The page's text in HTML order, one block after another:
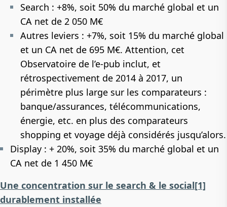
Search : +8%, soit 50% du marché global et un
CA net de 2 050 M€
Autres leviers : +7%, soit 15% du marché global
et un CA net de 695 M€. Attention, cet
Observatoire de l’e-pub inclut, et
rétrospectivement de 2014 à 2017, un
périmètre plus large sur les comparateurs :
banque/assurances, télécommunications,
énergie, etc. en plus des comparateurs
shopping et voyage déjà considérés jusqu’alors.
Display : + 20%, soit 35% du marché global et un
CA net de 1 450 M€
Une concentration sur le search & le social[1]
durablement installée